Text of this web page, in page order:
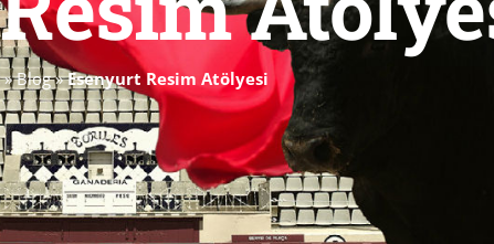
»Blog»Esenyurt Resim Atölyesi